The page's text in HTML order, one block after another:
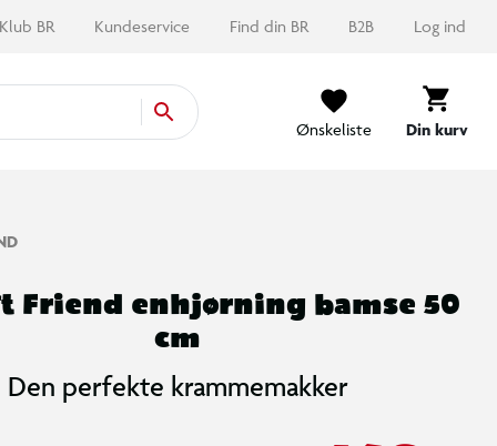
Klub BR Kundeservice Find din BR B2B Log ind
Ønskeliste Din kurv
Friend enhjørning bamse 50
cm
Den perfekte krammemakker